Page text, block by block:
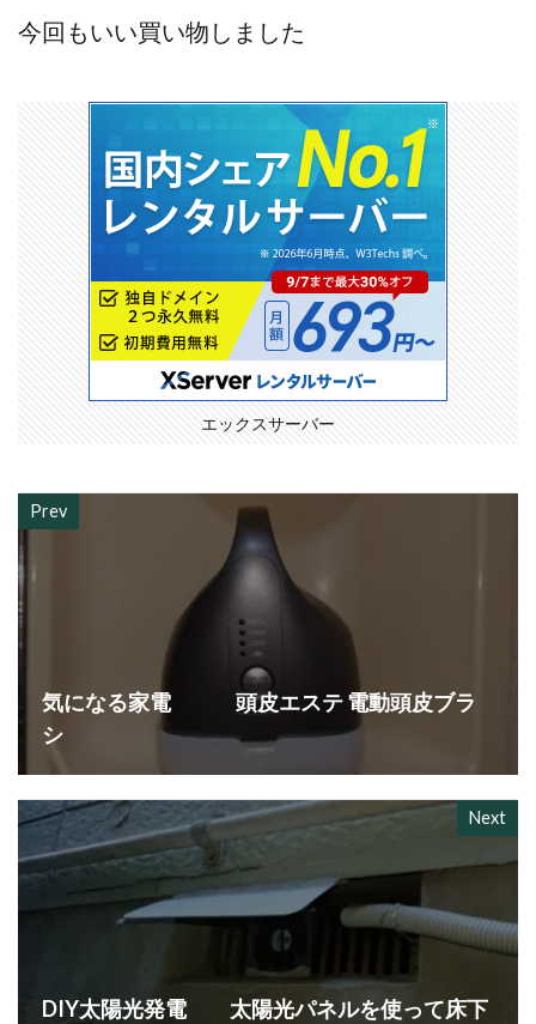
今回もいい買い物しました
エックスサーバー
Prev
気になる家電 頭皮エステ 電動頭皮ブラ
シ
Next
DIY太陽光発電 太陽光パネルを使って床下